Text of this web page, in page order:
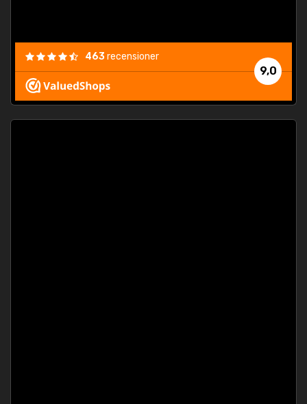
9,0
463recensioner